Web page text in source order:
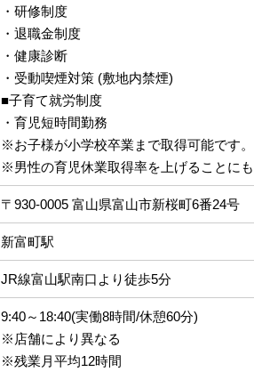
・研修制度
・退職金制度
・健康診断
・受動喫煙対策 (敷地内禁煙)
■子育て就労制度
・育児短時間勤務
※お子様が小学校卒業まで取得可能です。
※男性の育児休業取得率を上げることにも
〒930-0005 富山県富山市新桜町6番24号
新富町駅
JR線富山駅南口より徒歩5分
9:40～18:40(実働8時間/休憩60分)
※店舗により異なる
※残業月平均12時間